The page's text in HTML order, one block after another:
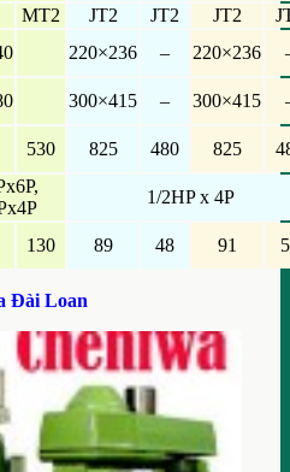
MT2 JT2 JT2 JT2
220×236 – 220×236
300×415 – 300×415
530 825 480 825
1/2HP x 4P
130 89 48 91
Đài Loan